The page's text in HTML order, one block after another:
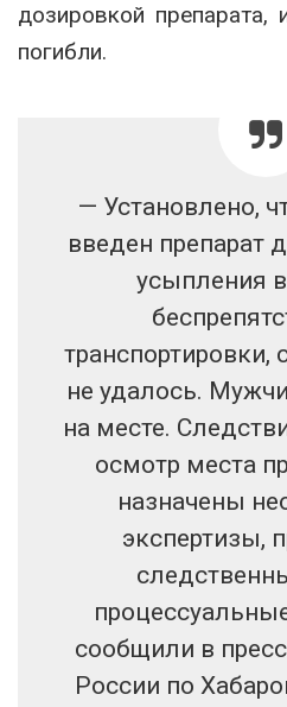
дозировкой препарата,
погибли.
—‬ Установлено,
введен препарат
усыпления
транспортировки,
не удалось.
на месте.
осмотр места
назначены
экспертизы,
сообщили в
России по